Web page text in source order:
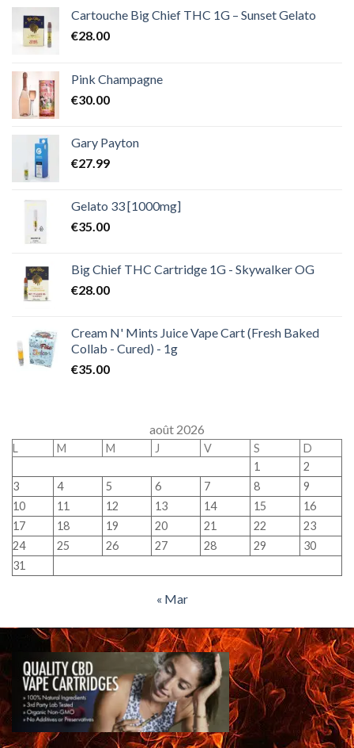
€2,000.00
Cartouche Big Chief THC 1G – Sunset Gelato
€28.00
Pink Champagne
€30.00
Gary Payton
€27.99
Gelato 33 [1000mg]
€35.00
Big Chief THC Cartridge 1G - Skywalker OG
€28.00
Cream N' Mints Juice Vape Cart (Fresh Baked
Collab - Cured) - 1g
€35.00
août 2026
L M M J V S
D
1
2
3
4 5 6 7 8
9
10
11 12 13 14 15
16
17
18 19 20 21 22
23
24
25 26 27 28 29
30
31
« Mar